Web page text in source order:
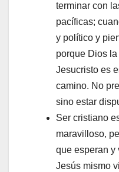
terminar con
pacíficas;
y político y
porque Dios
Jesucristo es
camino. No
sino estar
Ser cristiano
maravilloso,
que esperan y
Jesús mismo